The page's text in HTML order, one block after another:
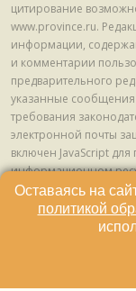
цитирование
www.province.ru.
информации,
и комментарии
предварительного
указанные
требования
электронной почты
включен JavaScript
информационном
технологии
информации на
относящихся к
находящихся на
Оставаясь на
политикой